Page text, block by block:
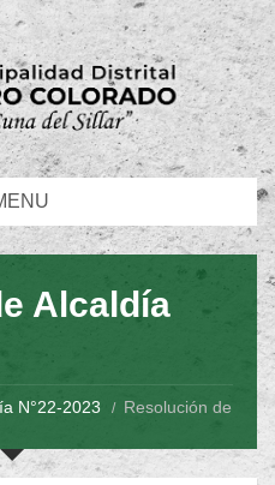
Alcaldía
N°22-2023
Resolución de